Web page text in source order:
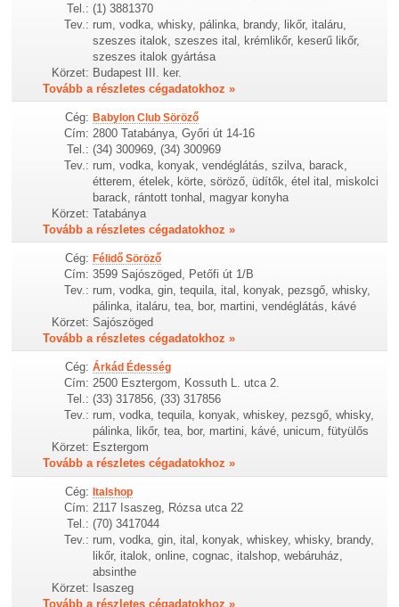
Tel.: (1) 3881370
Tev.: rum, vodka, whisky, pálinka, brandy, likőr, italáru,
szeszes italok, szeszes ital, krémlikőr, keserű likőr,
szeszes italok gyártása
Körzet: Budapest III. ker.
Tovább a részletes cégadatokhoz »
Cég: Babylon Club Söröző
Cím: 2800 Tatabánya, Győri út 14-16
Tel.: (34) 300969, (34) 300969
Tev.: rum, vodka, konyak, vendéglátás, szilva, barack,
étterem, ételek, körte, söröző, üdítők, étel ital, miskolci
barack, rántott tonhal, magyar konyha
Körzet: Tatabánya
Tovább a részletes cégadatokhoz »
Cég: Félidő Söröző
Cím: 3599 Sajószöged, Petőfi út 1/B
Tev.: rum, vodka, gin, tequila, ital, konyak, pezsgő, whisky,
pálinka, italáru, tea, bor, martini, vendéglátás, kávé
Körzet: Sajószöged
Tovább a részletes cégadatokhoz »
Cég: Árkád Édesség
Cím: 2500 Esztergom, Kossuth L. utca 2.
Tel.: (33) 317856, (33) 317856
Tev.: rum, vodka, tequila, konyak, whiskey, pezsgő, whisky,
pálinka, likőr, tea, bor, martini, kávé, unicum, fütyülős
Körzet: Esztergom
Tovább a részletes cégadatokhoz »
Cég: Italshop
Cím: 2117 Isaszeg, Rózsa utca 22
Tel.: (70) 3417044
Tev.: rum, vodka, gin, ital, konyak, whiskey, whisky, brandy,
likőr, italok, online, cognac, italshop, webáruház,
absinthe
Körzet: Isaszeg
Tovább a részletes cégadatokhoz »